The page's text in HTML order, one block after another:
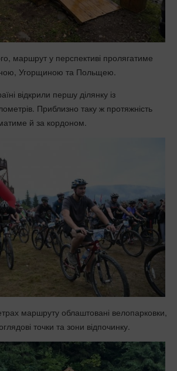
маршрут у перспективі пролягатиме
Угорщиною та Польщею.
відкрили першу ділянку із
Приблизно таку ж протяжність
й за кордоном.
маршруту облаштовані велопарковки,
точки та зони відпочинку.